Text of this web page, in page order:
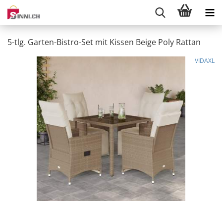
5-tlg. Garten-Bistro-Set mit Kissen Beige Poly Rattan
VIDAXL